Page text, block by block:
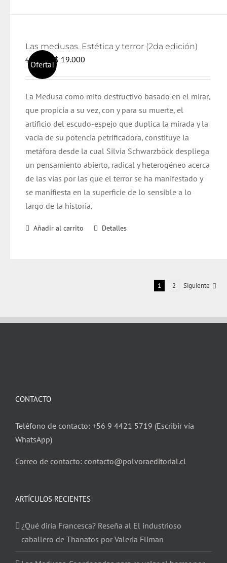
Oferta!
Las medusas. Estética y terror (2da edición)
$20.000
El
precio
era:
$ 20.000.
$ 19.000
es:
$ 19.000.
La Medusa como mito destructivo basado en el mirar,
que propicia a su vez, con y para su muerte, el
artificio del escudo-espejo que duplica la mirada y la
vacía de su potencia petrificadora, constituye la
metáfora desde la cual Silvia Schwarzböck despliega
un pensamiento abierto, radical y heterogéneo acerca
de las vías por las que el terror se ha manifestado y
se manifiesta en la superficie de lo sensible a lo
largo de la historia.
Añadir al carrito Detalles
1 2 Siguiente
CONTACTO
Teléfono de contacto: +56 9 4421 5719 (Escribir vía
WhatsApp)
Correo de contacto: contacto@polvoraeditorial.cl
ARTÍCULOS RECIENTES
¿Qué diría Francesca? Reseña al El industrioso
caballero de Thanatos por Valeria Fliman